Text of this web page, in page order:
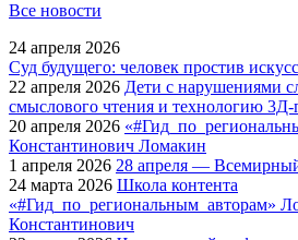
Все новости
24 апреля 2026
Суд будущего: человек простив
22 апреля 2026 Дети с нарушениями
смыслового чтения и технологию 3Д-
20 апреля 2026
Константинович Ломакин
1 апреля 2026 28 апреля —
24 марта 2026 Школа контента
«#Гид_по_региональным_авторам»
Константинович